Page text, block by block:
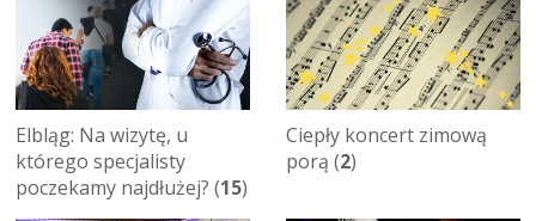
Elbląg: Na wizytę, u
którego specjalisty
poczekamy najdłużej? (15)
Ciepły koncert zimową
porą (2)